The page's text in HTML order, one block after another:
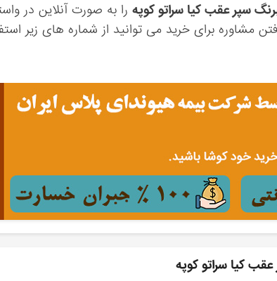
سپر عقب کیا سراتو کوپه را به صورت آنلاین در
مشاوره برای خرید می توانید از شماره های زیر
کیا سراتو کوپه